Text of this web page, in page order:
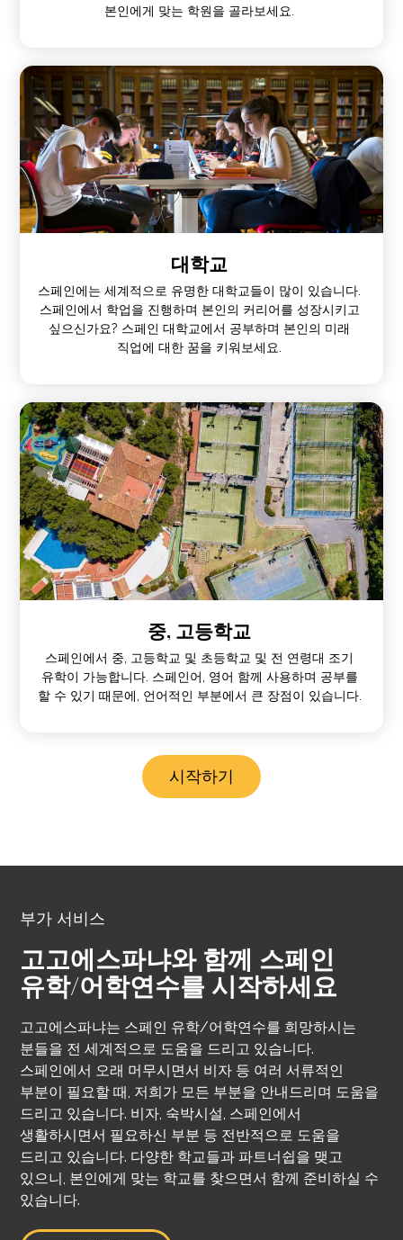
본인에게 맞는 학원을 골라보세요.
대학교
스페인에는 세계적으로 유명한 대학교들이 많이 있습니다.
스페인에서 학업을 진행하며 본인의 커리어를 성장시키고
싶으신가요? 스페인 대학교에서 공부하며 본인의 미래
직업에 대한 꿈을 키워보세요.
중, 고등학교
스페인에서 중, 고등학교 및 초등학교 및 전 연령대 조기
유학이 가능합니다. 스페인어, 영어 함께 사용하며 공부를
할 수 있기 때문에, 언어적인 부분에서 큰 장점이 있습니다.
시작하기
부가 서비스
고고에스파냐와 함께 스페인
유학/어학연수를 시작하세요
고고에스파냐는 스페인 유학/어학연수를 희망하시는
분들을 전 세계적으로 도움을 드리고 있습니다.
스페인에서 오래 머무시면서 비자 등 여러 서류적인
부분이 필요할 때, 저희가 모든 부분을 안내드리며 도움을
드리고 있습니다. 비자, 숙박시설, 스페인에서
생활하시면서 필요하신 부분 등 전반적으로 도움을
드리고 있습니다. 다양한 학교들과 파트너쉽을 맺고
있으니, 본인에게 맞는 학교를 찾으면서 함께 준비하실 수
있습니다.